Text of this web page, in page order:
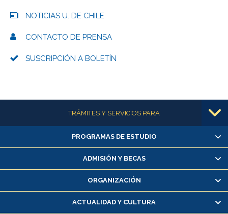
NOTICIAS U. DE CHILE
CONTACTO DE PRENSA
SUSCRIPCIÓN A BOLETÍN
Más informaciónTRÁMITES Y SERVICIOS PARA
Alumnas/os y exalumnas/os
Matrícula en línea
Inscripción y cambio de asignaturas
Consulta y certificado de notas
Servicio médico y dental
PROGRAMAS DE ESTUDIO
ADMISIÓN Y BECAS
ORGANIZACIÓN
ACTUALIDAD Y CULTURA